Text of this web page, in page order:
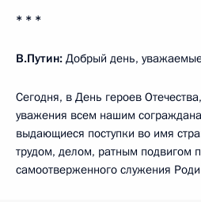
* * *
В.Путин: Добрый день,
Сегодня, в День героев
уважения всем нашим
выдающиеся поступки во имя
трудом, делом, ратным подвигом
самоотверженного служения